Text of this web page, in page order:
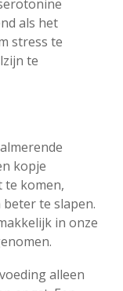
als het
stress te
te
kopje
te komen,
te slapen.
in onze
alleen